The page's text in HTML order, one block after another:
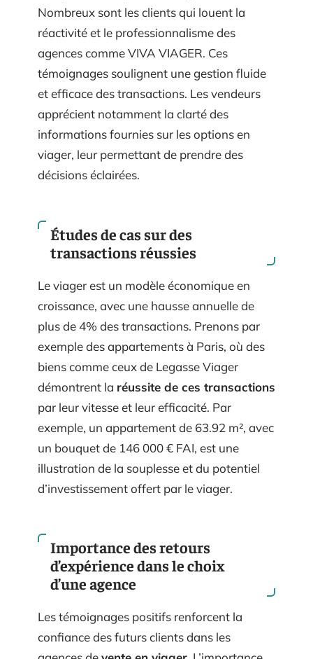
Nombreux sont les clients qui louent la
réactivité et le professionnalisme des
agences comme VIVA VIAGER. Ces
témoignages soulignent une gestion fluide
et efficace des transactions. Les vendeurs
apprécient notamment la clarté des
informations fournies sur les options en
viager, leur permettant de prendre des
décisions éclairées.
Études de cas sur des
transactions réussies
Le viager est un modèle économique en
croissance, avec une hausse annuelle de
plus de 4% des transactions. Prenons par
exemple des appartements à Paris, où des
biens comme ceux de Legasse Viager
démontrent la réussite de ces transactions
par leur vitesse et leur efficacité. Par
exemple, un appartement de 63.92 m², avec
un bouquet de 146 000 € FAI, est une
illustration de la souplesse et du potentiel
d’investissement offert par le viager.
Importance des retours
d’expérience dans le choix
d’une agence
Les témoignages positifs renforcent la
confiance des futurs clients dans les